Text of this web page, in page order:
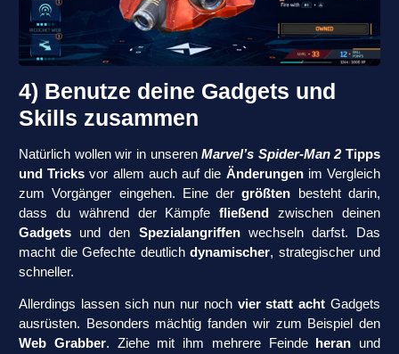
4) Benutze deine Gadgets und
Skills zusammen
Natürlich wollen wir in unserenMarvel’s Spider-Man 2Tipps
und Tricks vor allem auch auf die Änderungenim Vergleich
zum Vorgänger eingehen. Eine dergrößten besteht darin,
dass du während der Kämpfefließend
zwischen deinen
Gadgets und den Spezialangriffenwechseln darfst. Das
macht die Gefechte deutlich dynamischer, strategischer und
schneller.
Allerdings lassen sich nun nur noch vier statt acht Gadgets
ausrüsten. Besonders mächtig fanden wir zum Beispiel den
Web Grabber. Ziehe mit ihm mehrere Feinde heran und